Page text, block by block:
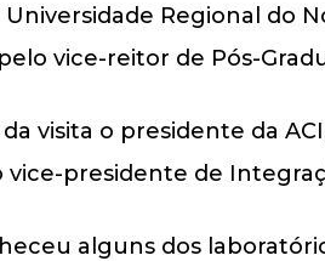
Universidade Regional do
vice-reitor de Pós-
visita o presidente da
vice-presidente de
alguns dos